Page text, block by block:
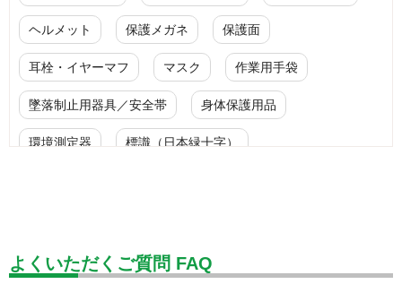
ヘルメット 保護メガネ 保護面
耳栓・イヤーマフ マスク 作業用手袋
墜落制止用器具／安全帯 身体保護用品
環境測定器 標識（日本緑十字）
設備用品・作業補助用品 工事作業用品
よくいただくご質問 FAQ